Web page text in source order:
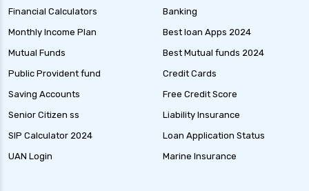
Financial Calculators
Monthly Income Plan
Mutual Funds
Public Provident fund
Saving Accounts
Senior Citizen ss
SIP Calculator 2024
UAN Login
Banking
Best loan Apps 2024
Best Mutual funds 2024
Credit Cards
Free Credit Score
Liability Insurance
Loan Application Status
Marine Insurance